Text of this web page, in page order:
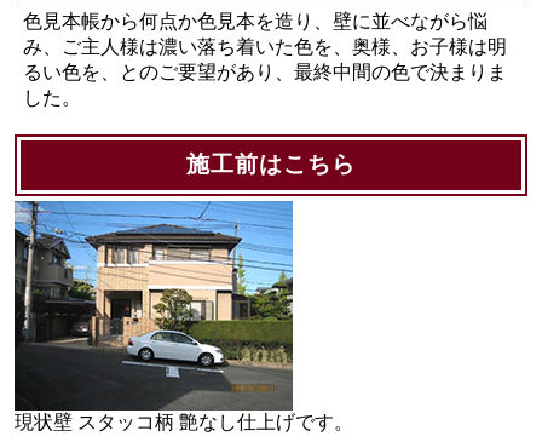
色見本帳から何点か色見本を造り、壁に並べながら悩
み、ご主人様は濃い落ち着いた色を、奥様、お子様は明
るい色を、とのご要望があり、最終中間の色で決まりま
した。
施工前はこちら
現状壁 スタッコ柄 艶なし仕上げです。